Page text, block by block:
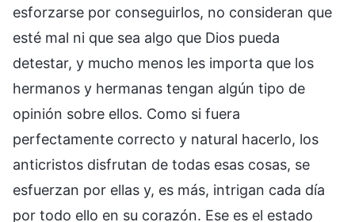
esforzarse por conseguirlos, no consideran que
esté mal ni que sea algo que Dios pueda
detestar, y mucho menos les importa que los
hermanos y hermanas tengan algún tipo de
opinión sobre ellos. Como si fuera
perfectamente correcto y natural hacerlo, los
anticristos disfrutan de todas esas cosas, se
esfuerzan por ellas y, es más, intrigan cada día
por todo ello en su corazón. Ese es el estado